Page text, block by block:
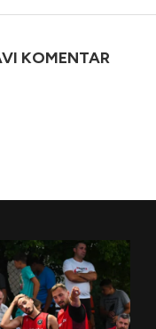
KOMENTAR